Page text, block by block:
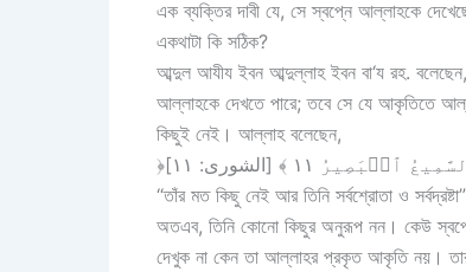
এক ব্যক্তির দাবী যে, সে স্বপ্নে আল্লাহকে
একথাটা কি সঠিক?
আব্দুল আযীয ইবন আব্দুল্লাহ ইবন বা‘য রহ.
আল্লাহকে দেখতে পারে; তবে সে যে আকৃতিতে
কিছুই নেই। আল্লাহ বলেছেন,
١١ ﴾ [الشورى: ١١]
“তাঁর মত কিছু নেই আর তিনি সর্বশ্রোতা ও
অতএব, তিনি কোনো কিছুর অনুরূপ নন। কেউ
দেখুক না কেন তা আল্লাহর প্রকৃত আকৃতি নয়।